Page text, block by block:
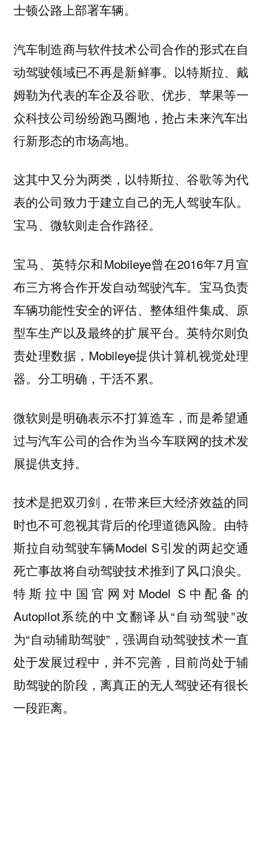
士顿公路上部署车辆。
汽车制造商与软件技术公司合作的形式在自
动驾驶领域已不再是新鲜事。以特斯拉、戴
姆勒为代表的车企及谷歌、优步、苹果等一
众科技公司纷纷跑马圈地，抢占未来汽车出
行新形态的市场高地。
这其中又分为两类，以特斯拉、谷歌等为代
表的公司致力于建立自己的无人驾驶车队。
宝马、微软则走合作路径。
宝马、英特尔和Mobileye曾在2016年7月宣
布三方将合作开发自动驾驶汽车。宝马负责
车辆功能性安全的评估、整体组件集成、原
型车生产以及最终的扩展平台。英特尔则负
责处理数据，Mobileye提供计算机视觉处理
器。分工明确，干活不累。
微软则是明确表示不打算造车，而是希望通
过与汽车公司的合作为当今车联网的技术发
展提供支持。
技术是把双刃剑，在带来巨大经济效益的同
时也不可忽视其背后的伦理道德风险。由特
斯拉自动驾驶车辆Model S引发的两起交通
死亡事故将自动驾驶技术推到了风口浪尖。
特斯拉中国官网对Model S中配备的
Autopilot系统的中文翻译从“自动驾驶”改
为“自动辅助驾驶”，强调自动驾驶技术一直
处于发展过程中，并不完善，目前尚处于辅
助驾驶的阶段，离真正的无人驾驶还有很长
一段距离。